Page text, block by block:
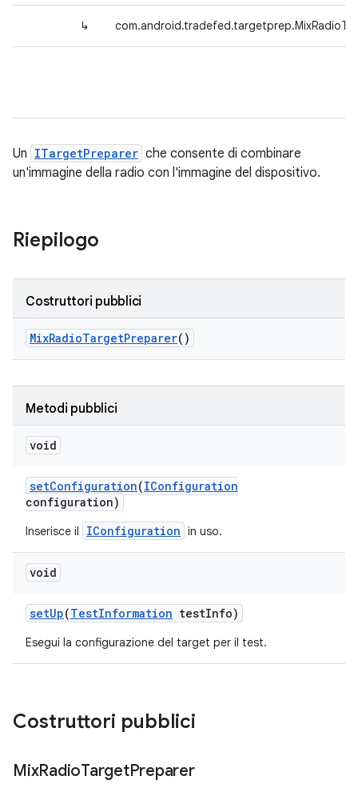
↳
Un ITargetPreparer che consente di combinare
un'immagine della radio con l'immagine del dispositivo.
Riepilogo
Costruttori pubblici
MixRadioTargetPreparer()
Metodi pubblici
void
setConfiguration(IConfiguration
configuration)
Inserisce il IConfiguration in uso.
void
setUp(TestInformation testInfo)
Esegui la configurazione del target per il test.
Costruttori pubblici
MixRadioTargetPreparer